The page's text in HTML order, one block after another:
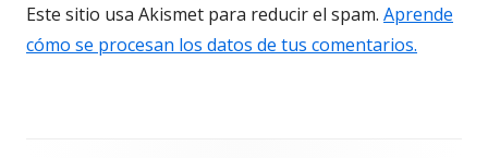
Este sitio usa Akismet para reducir el spam. Aprende
cómo se procesan los datos de tus comentarios.